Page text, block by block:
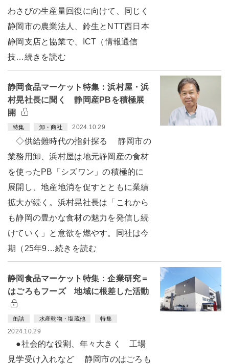
わさびの生産量回復に向けて、同じく
静岡市の農業法人、鈴生とNTT西日本
静岡支店と協業で、ICT（情報通信
技…続きを読む
静岡食品マーケット特集：浜村屋・浜
村晃社長に聞く 静岡産PBを積極展
開
特集 卸・商社 2024.10.29
◇供給難時代の指針探る 静岡市の
業務用卸、浜村屋は地元静岡産の食材
を使ったPB「シズワン」の積極的に
展開し、地産地消を促すとともに業績
拡大が続く。浜村晃社長は「これから
も静岡の豊かな食材の魅力を発信し続
けていく」と意欲を燃やす。同社は今
期（25年9…続きを読む
静岡食品マーケット特集：企業研究＝
はごろもフーズ 地域に根差した活動
缶詰 水産乾物・塩蔵他 特集
2024.10.29
●社会的な役割、年々大きく 工場
見学受け入れなど 静岡市のはごろも